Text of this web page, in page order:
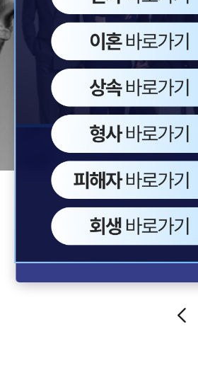
꾸준히 쌓은
커리어
하나의 분야에 집중해
수 많은 케이스를 경험하고